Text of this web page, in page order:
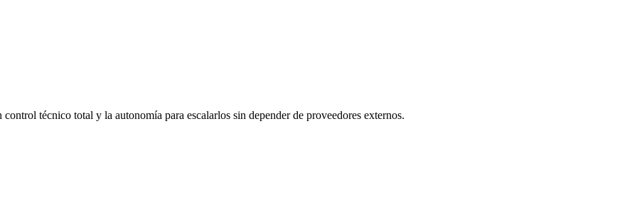
técnico total y la autonomía para escalarlos sin depender de proveedores externos.